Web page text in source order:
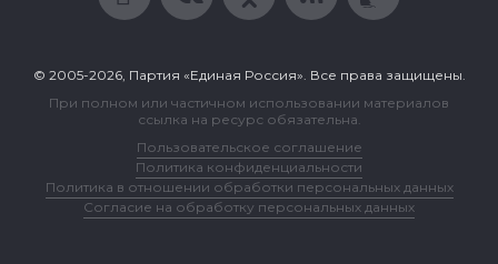
© 2005-2026, Партия «Единая Россия». Все права защищены.
При полном или частичном использовании материалов
ссылка на ресурс обязательна.
Пользовательское соглашение
Политика конфиденциальности
Политика в отношении обработки персональных данных
Согласие на обработку персональных данных